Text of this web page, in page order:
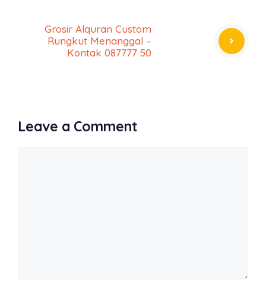
Grosir Alquran Custom
Rungkut Menanggal –
Kontak 087777 50
Leave a Comment